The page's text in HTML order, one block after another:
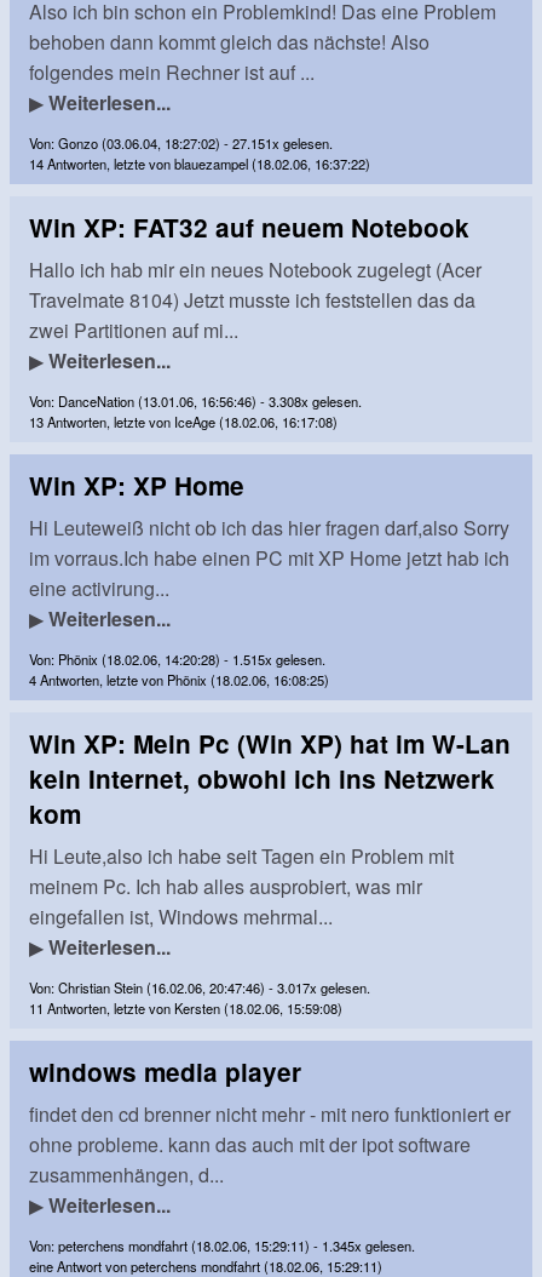
Also ich bin schon ein Problemkind! Das eine Problem
behoben dann kommt gleich das nächste! Also
folgendes mein Rechner ist auf ...
▶Weiterlesen...
Von: Gonzo (03.06.04, 18:27:02) - 27.151x gelesen.
14 Antworten, letzte von blauezampel (18.02.06, 16:37:22)
Win XP: FAT32 auf neuem Notebook
Hallo ich hab mir ein neues Notebook zugelegt (Acer
Travelmate 8104) Jetzt musste ich feststellen das da
zwei Partitionen auf mi...
▶Weiterlesen...
Von: DanceNation (13.01.06, 16:56:46) - 3.308x gelesen.
13 Antworten, letzte von IceAge (18.02.06, 16:17:08)
Win XP: XP Home
Hi Leuteweiß nicht ob ich das hier fragen darf,also Sorry
im vorraus.Ich habe einen PC mit XP Home jetzt hab ich
eine activirung...
▶Weiterlesen...
Von: Phönix (18.02.06, 14:20:28) - 1.515x gelesen.
4 Antworten, letzte von Phönix (18.02.06, 16:08:25)
Win XP: Mein Pc (Win XP) hat im W-Lan
kein Internet, obwohl ich ins Netzwerk
kom
Hi Leute,also ich habe seit Tagen ein Problem mit
meinem Pc. Ich hab alles ausprobiert, was mir
eingefallen ist, Windows mehrmal...
▶Weiterlesen...
Von: Christian Stein (16.02.06, 20:47:46) - 3.017x gelesen.
11 Antworten, letzte von Kersten (18.02.06, 15:59:08)
windows media player
findet den cd brenner nicht mehr - mit nero funktioniert er
ohne probleme. kann das auch mit der ipot software
zusammenhängen, d...
▶Weiterlesen...
Von: peterchens mondfahrt (18.02.06, 15:29:11) - 1.345x gelesen.
eine Antwort von peterchens mondfahrt (18.02.06, 15:29:11)